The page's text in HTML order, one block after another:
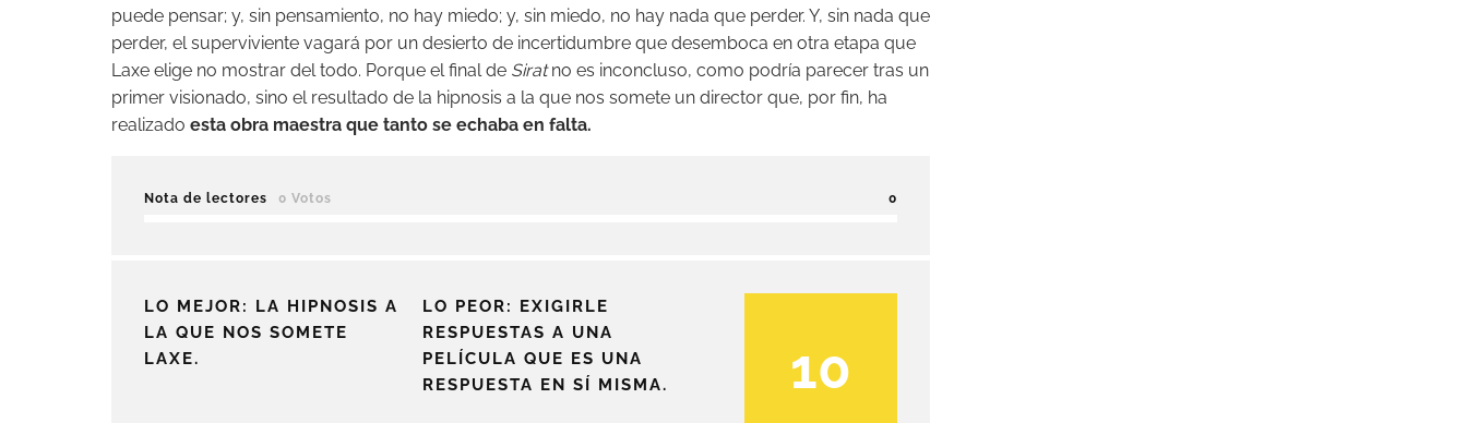
puede pensar; y, sin pensamiento, no hay miedo; y, sin miedo, no hay nada que perder. Y, sin nada que
perder, el superviviente vagará por un desierto de incertidumbre que desemboca en otra etapa que
Laxe elige no mostrar del todo. Porque el final de Siratno es inconcluso, como podría parecer tras un
primer visionado, sino el resultado de la hipnosis a la que nos somete un director que, por fin, ha
realizado esta obra maestra que tanto se echaba en falta.
Nota de lectores 0 Votos 0
LO MEJOR: LA HIPNOSIS A
LA QUE NOS SOMETE
LAXE.
LO PEOR: EXIGIRLE
RESPUESTAS A UNA
PELÍCULA QUE ES UNA
RESPUESTA EN SÍ MISMA.
10